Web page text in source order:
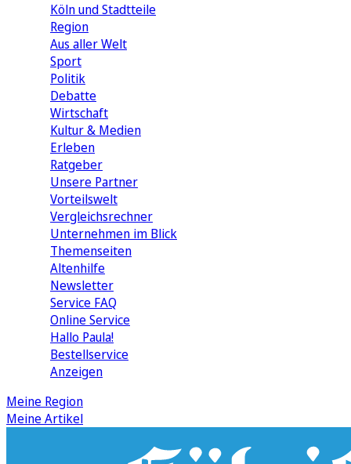
Köln und Stadtteile
Region
Aus aller Welt
Sport
Politik
Debatte
Wirtschaft
Kultur & Medien
Erleben
Ratgeber
Unsere Partner
Vorteilswelt
Vergleichsrechner
Unternehmen im Blick
Themenseiten
Altenhilfe
Newsletter
Service FAQ
Online Service
Hallo Paula!
Bestellservice
Anzeigen
Meine Region
Meine Artikel